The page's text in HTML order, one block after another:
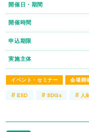
イベント・セミナー 会場開
開催日・期間
開催時間
申込期限
実施主体
#ESD # SDGs # 人